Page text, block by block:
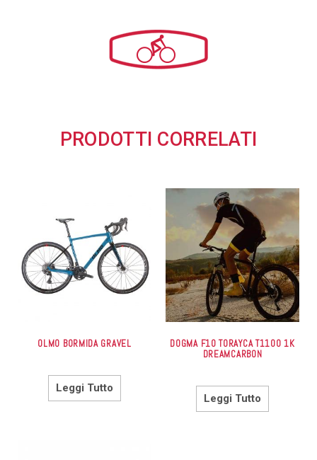
PRODOTTI CORRELATI
OLMO BORMIDA GRAVEL
Leggi Tutto
DOGMA F10 TORAYCA T1100 1K
DREAMCARBON
Leggi Tutto